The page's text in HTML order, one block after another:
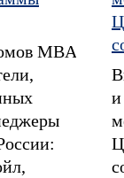
MBA